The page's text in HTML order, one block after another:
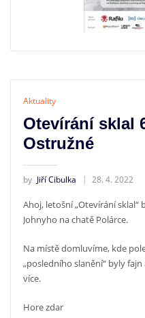
Aktuality
Otevírání sklal
Ostružné
by Jiří Cibulka 28. 4. 2022
Ahoj, letošní „Otevírání sklal“
Johnyho na chatě Polárce.
Na místě domluvíme, kde
„posledního slanění“ byly
více.
Hore zdar